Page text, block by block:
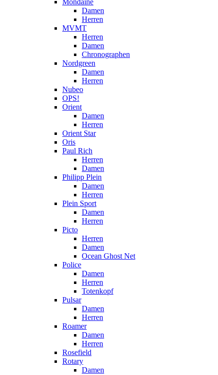
Mondaine
Damen
Herren
MVMT
Herren
Damen
Chronographen
Nordgreen
Damen
Herren
Nubeo
OPS!
Orient
Damen
Herren
Orient Star
Oris
Paul Rich
Herren
Damen
Philipp Plein
Damen
Herren
Plein Sport
Damen
Herren
Picto
Herren
Damen
Ocean Ghost Net
Police
Damen
Herren
Totenkopf
Pulsar
Damen
Herren
Roamer
Damen
Herren
Rosefield
Rotary
Damen